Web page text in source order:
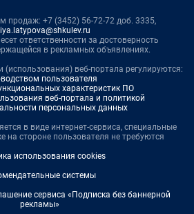
продаж: +7 (3452) 56-72-72 доб. 3335,
ответственности за достоверность
в рекламных объявлениях.
(использования) веб-портала регулируются:
пользователя
характеристик ПО
веб-портала и политикой
персональных данных
в виде интернет-сервиса, специальные
на стороне пользователя не требуются
использования cookies
системы
сервиса «Подписка без баннерной
рекламы»